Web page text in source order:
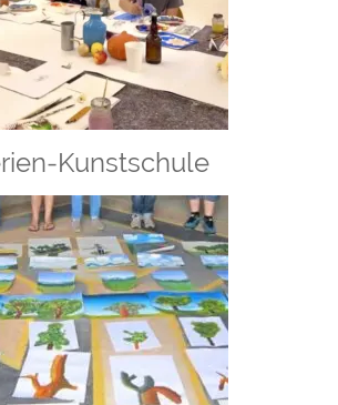
Kunstschule